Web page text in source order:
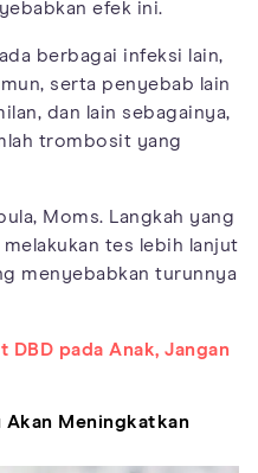
efek ini.
berbagai infeksi lain,
serta penyebab lain
dan lain sebagainya,
trombosit yang
Moms. Langkah yang
tes lebih lanjut
menyebabkan turunnya
DBD pada Anak, Jangan
Meningkatkan